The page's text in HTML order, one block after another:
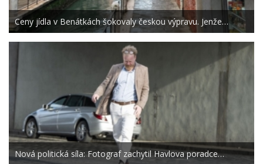
Ceny jídla v Benátkách šokovaly českou výpravu. Jenže…
Nová politická síla: Fotograf zachytil Havlova poradce…